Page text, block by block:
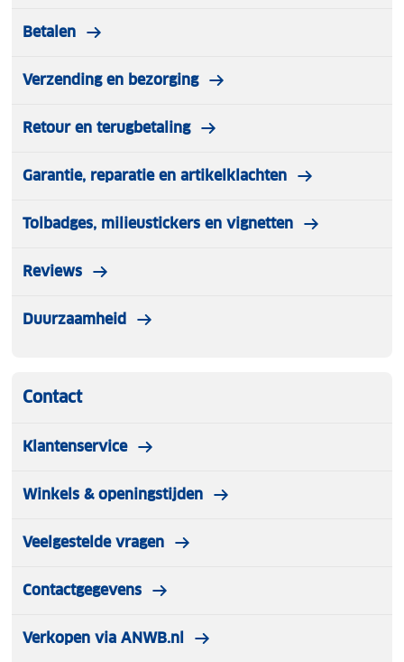
Betalen
Verzending en bezorging
Retour en terugbetaling
Garantie, reparatie en artikelklachten
Tolbadges, milieustickers en vignetten
Reviews
Duurzaamheid
Contact
Klantenservice
Winkels & openingstijden
Veelgestelde vragen
Contactgegevens
Verkopen via ANWB.nl